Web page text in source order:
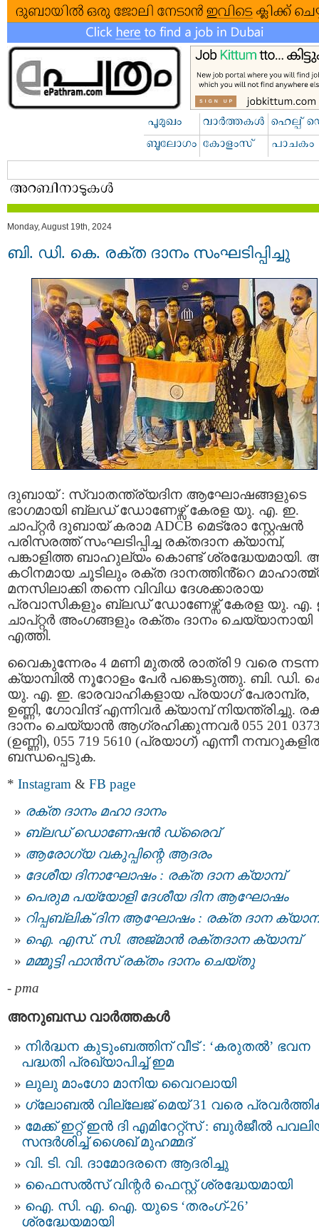
Monday, August 19th, 2024
ബി. ഡി. കെ. രക്ത ദാനം സംഘടിപ്പിച്ചു
ദുബായ് : സ്വാതന്ത്ര്യദിന ആഘോഷങ്ങളുടെ
ഭാഗമായി ബ്ലഡ് ഡോണേഴ്സ് കേരള യു. എ. ഇ.
ചാപ്റ്റർ ദുബായ് കരാമ ADCB മെട്രോ സ്റ്റേഷൻ
പരിസരത്ത് സംഘടിപ്പിച്ച രക്തദാന ക്യാമ്പ്,
പങ്കാളിത്ത ബാഹുല്യം കൊണ്ട് ശ്രദ്ധേയമായി.
കഠിനമായ ചൂടിലും രക്ത ദാനത്തിൻ്റെ
മനസിലാക്കി തന്നെ വിവിധ ദേശക്കാരായ
പ്രവാസികളും ബ്ലഡ് ഡോണേഴ്സ് കേരള യു. എ.
ചാപ്റ്റർ അംഗങ്ങളും രക്തം ദാനം ചെയ്യാനായി
എത്തി.
വൈകുന്നേരം 4 മണി മുതൽ രാത്രി 9 വരെ നടന്ന
ക്യാമ്പിൽ നൂറോളം പേർ പങ്കെടുത്തു. ബി. ഡി.
യു. എ. ഇ. ഭാരവാഹികളായ പ്രയാഗ് പേരാമ്പ്ര,
ഉണ്ണി, ഗോവിന്ദ് എന്നിവർ ക്യാമ്പ് നിയന്ത്രിച്ചു.
ദാനം ചെയ്യാൻ ആഗ്രഹിക്കുന്നവർ 055 201
(ഉണ്ണി), 055 719 5610 (പ്രയാഗ്) എന്നീ
ബന്ധപ്പെടുക.
* Instagram & FB page
രക്ത ദാനം മഹാ ദാനം
ബ്ലഡ് ഡൊണേഷൻ ഡ്രൈവ്
ആരോഗ്യ വകുപ്പിന്റെ ആദരം
ദേശീയ ദിനാഘോഷം : രക്ത ദാന ക്യാമ്പ്
പെരുമ പയ്യോളി ദേശീയ ദിന ആഘോഷം
റിപ്പബ്ലിക് ദിന ആഘോഷം : രക്ത ദാന
ഐ. എസ്. സി. അജ്മാന്‍ രക്തദാന ക്യാമ്പ്‌
മമ്മൂട്ടി ഫാന്‍സ് രക്തം ദാനം ചെയ്തു
- pma
അനുബന്ധ വാര്‍ത്തകള്‍
നിർദ്ധന കുടുംബത്തിന് വീട് : ‘കരുതൽ’ ഭവന
പദ്ധതി പ്രഖ്യാപിച്ച് ഇമ
ലുലു മാംഗോ മാനിയ വൈറലായി
ഗ്ലോബൽ വില്ലേജ് മെയ് 31 വരെ
മേക്ക് ഇറ്റ് ഇൻ ദി എമിറേറ്റ്‌സ് : ബുർജീൽ
സന്ദർശിച്ച് ശൈഖ് മുഹമ്മദ്
വി. ടി. വി. ദാമോദരനെ ആദരിച്ചു
ഫൈസൽസ് വിന്റർ ഫെസ്റ്റ് ശ്രദ്ധേയമായി
ഐ. സി. എ. ഐ. യുടെ ‘തരംഗ്-26’
ശ്രദ്ധേയമായി